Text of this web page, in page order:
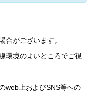
合がございます。
環境のよいところでご視
web上およびSNS等への